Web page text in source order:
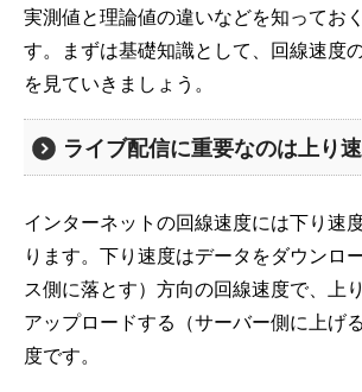
実測値と理論値の違いなどを知ってお
す。まずは基礎知識として、回線速度
を見ていきましょう。
ライブ配信に重要なのは上り
インターネットの回線速度には下り速
ります。下り速度はデータをダウンロ
ス側に落とす）方向の回線速度で、上
アップロードする（サーバー側に上げ
度です。